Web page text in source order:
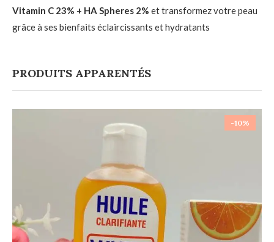
Vitamin C 23% + HA Spheres 2% et transformez votre peau
grâce à ses bienfaits éclaircissants et hydratants
PRODUITS APPARENTÉS
-10%